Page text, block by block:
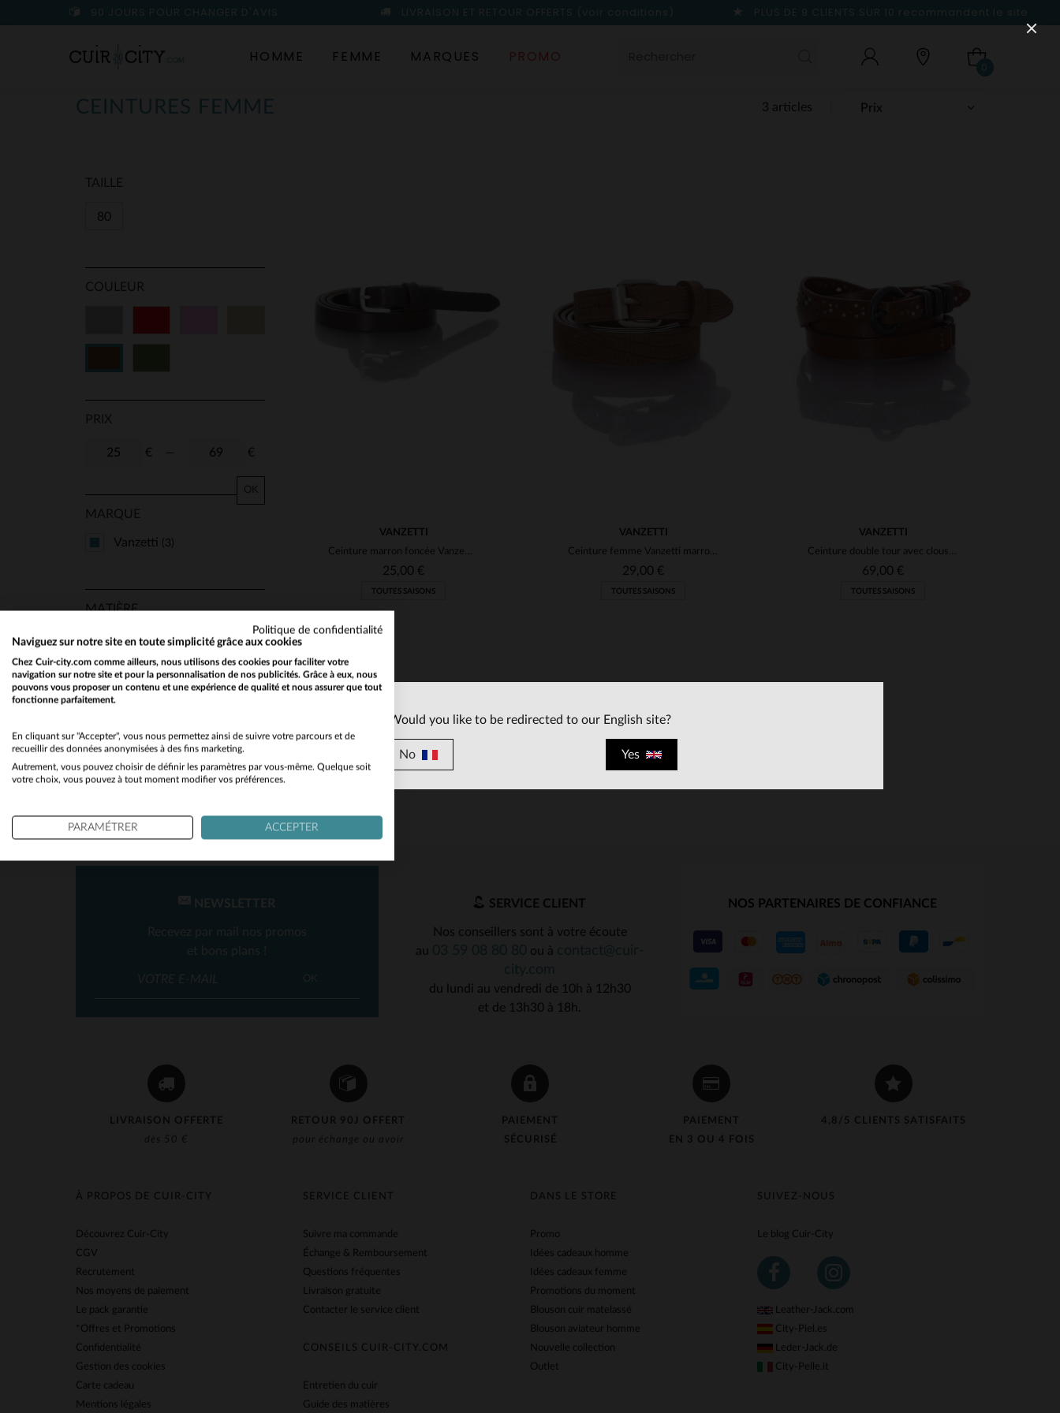
90 JOURS POUR CHANGER D'AVIS LIVRAISON ET RETOUR OFFERTS (voir conditions) PLUS DE 9 CLIENTS SUR 10 recommandent le site
HOMME FEMME MARQUES PROMO
0
3 articles
CEINTURES FEMME
TAILLE
80
COULEUR
PRIX
€ €
OK
MARQUE
Vanzetti (3)
MATIÈRE
Cuir Epais(3)
SAISON
Toutes Saisons(3)
VANZETTI
Ceinture marron foncée Vanzetti en cuir
25,00 €
TOUTES SAISONS
VANZETTI
Ceinture femme Vanzetti marron en cuir
29,00 €
TOUTES SAISONS
VANZETTI
Ceinture double tour avec clous pour femme
69,00 €
TOUTES SAISONS
LIVRAISON OFFERTE
dès 50 €
RETOUR 90J OFFERT
pour échange ou avoir
PAIEMENT
SÉCURISÉ
PAIEMENT
EN 3 OU 4 FOIS
4,8/5 CLIENTS SATISFAITS
NEWSLETTER
Recevez par mail nos promos
et bons plans !
OK
SERVICE CLIENT
Nos conseillers sont à votre écoute
au
ou à
du lundi au vendredi de 10h à 12h30
et de 13h30 à 18h.
NOS PARTENAIRES DE CONFIANCE
SUIVEZ-NOUS
Le blog Cuir-City
Leather-Jack.com
City-Piel.es
Leder-Jack.de
City-Pelle.it
SERVICE CLIENT
Suivre ma commande
Échange & Remboursement
Questions fréquentes
Livraison gratuite
Contacter le service client
CONSEILS CUIR-CITY.COM
Entretien du cuir
Guide des matières
DANS LE STORE
Promo
Idées cadeaux homme
Idées cadeaux femme
Promotions du moment
Blouson cuir matelassé
Blouson aviateur homme
Nouvelle collection
Outlet
À PROPOS DE CUIR-CITY
Découvrez Cuir-City
CGV
Recrutement
Nos moyens de paiement
Le pack garantie
*Offres et Promotions
Confidentialité
Gestion des cookies
Carte cadeau
Mentions légales
Would you like to be redirected to our English site?
No Yes
Politique de confidentialité
Naviguez sur notre site en toute simplicité grâce aux cookies
Chez Cuir-city.com comme ailleurs, nous utilisons des cookies pour faciliter votre
navigation sur notre site et pour la personnalisation de nos publicités. Grâce à eux, nous
pouvons vous proposer un contenu et une expérience de qualité et nous assurer que tout
fonctionne parfaitement.
En cliquant sur "Accepter", vous nous permettez ainsi de suivre votre parcours et de
recueillir des données anonymisées à des fins marketing.
Autrement, vous pouvez choisir de définir les paramètres par vous-même. Quelque soit
votre choix, vous pouvez à tout moment modifier vos préférences.
PARAMÉTRER ACCEPTER